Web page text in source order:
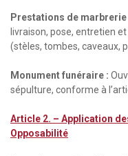
Prestations de marbrerie
livraison, pose, entretien
(stèles, tombes, caveaux,
Monument funéraire :
sépulture, conforme à
Article 2. – Application
Opposabilité